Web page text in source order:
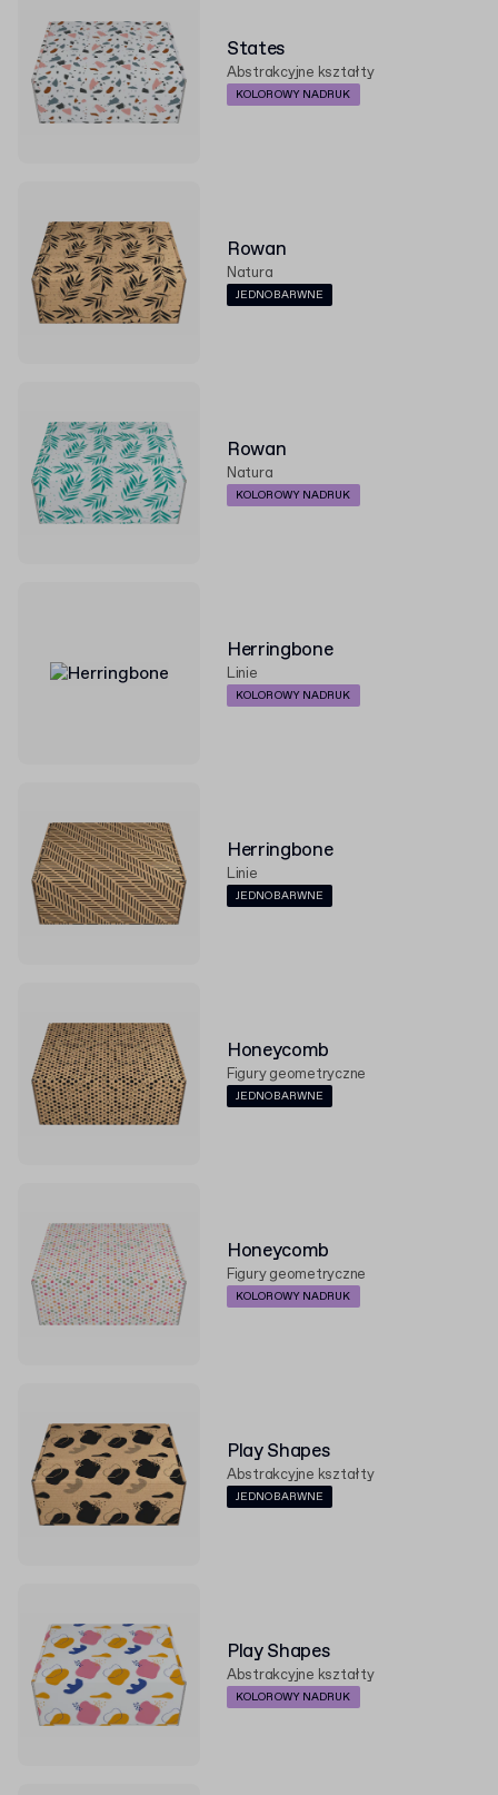
States
Abstrakcyjne kształty
KOLOROWY NADRUK
Rowan
Natura
JEDNOBARWNE
Rowan
Natura
KOLOROWY NADRUK
Herringbone
Linie
KOLOROWY NADRUK
Herringbone
Linie
JEDNOBARWNE
Honeycomb
Figury geometryczne
JEDNOBARWNE
Honeycomb
Figury geometryczne
KOLOROWY NADRUK
Play Shapes
Abstrakcyjne kształty
JEDNOBARWNE
Play Shapes
Abstrakcyjne kształty
KOLOROWY NADRUK